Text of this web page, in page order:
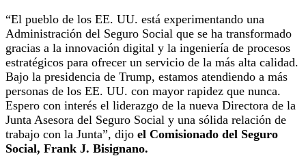
“El pueblo de los EE. UU. está experimentando una
Administración del Seguro Social que se ha transformado
gracias a la innovación digital y la ingeniería de procesos
estratégicos para ofrecer un servicio de la más alta calidad.
Bajo la presidencia de Trump, estamos atendiendo a más
personas de los EE. UU. con mayor rapidez que nunca.
Espero con interés el liderazgo de la nueva Directora de la
Junta Asesora del Seguro Social y una sólida relación de
trabajo con la Junta”, dijo el Comisionado del Seguro
Social, Frank J. Bisignano.